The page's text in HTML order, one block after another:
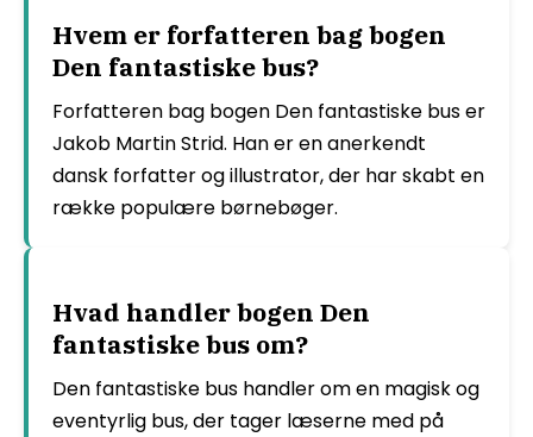
Hvem er forfatteren bag bogen
Den fantastiske bus?
Forfatteren bag bogen Den fantastiske bus er
Jakob Martin Strid. Han er en anerkendt
dansk forfatter og illustrator, der har skabt en
række populære børnebøger.
Hvad handler bogen Den
fantastiske bus om?
Den fantastiske bus handler om en magisk og
eventyrlig bus, der tager læserne med på